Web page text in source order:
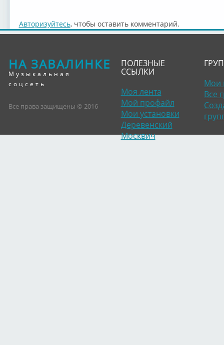
Авторизуйтесь, чтобы оставить комментарий.
НА ЗАВАЛИНКЕ
Музыкальная
соцсеть
Все права защищены © 2016
ПОЛЕЗНЫЕ
ССЫЛКИ
Моя лента
Мой профайл
Мои установки
Деревенский
Москвич
Мои
Все